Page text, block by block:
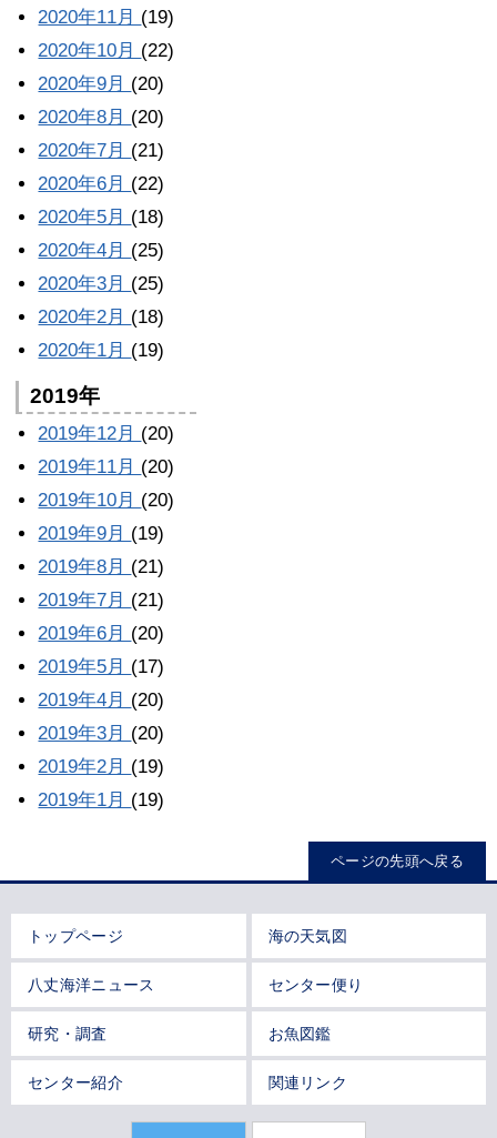
2020年11月 (19)
2020年10月 (22)
2020年9月 (20)
2020年8月 (20)
2020年7月 (21)
2020年6月 (22)
2020年5月 (18)
2020年4月 (25)
2020年3月 (25)
2020年2月 (18)
2020年1月 (19)
2019年
2019年12月 (20)
2019年11月 (20)
2019年10月 (20)
2019年9月 (19)
2019年8月 (21)
2019年7月 (21)
2019年6月 (20)
2019年5月 (17)
2019年4月 (20)
2019年3月 (20)
2019年2月 (19)
2019年1月 (19)
ページの先頭へ戻る
トップページ 海の天気図
八丈海洋ニュース センター便り
研究・調査 お魚図鑑
センター紹介 関連リンク